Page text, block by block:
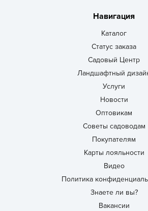
Навигация
Каталог
Статус заказа
Садовый Центр
Ландшафтный
Услуги
Новости
Оптовикам
Советы садоводам
Покупателям
Карты лояльности
Видео
Политика
Знаете ли вы?
Вакансии